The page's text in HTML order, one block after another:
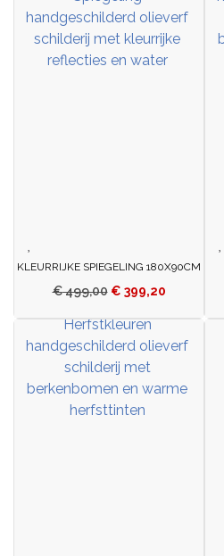
KLEURRIJKE SPIEGELING 180X90CM
€499,00 € 399,20